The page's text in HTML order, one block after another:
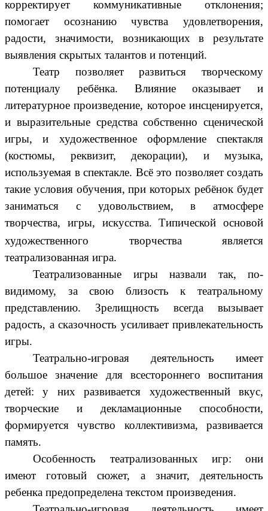
корректирует коммуникативные отклонения;
помогает осознанию чувства удовлетворения,
радости, значимости, возникающих в результате
выявления скрытых талантов и потенций.
Театр позволяет развиться творческому
потенциалу ребёнка. Влияние оказывает и
литературное произведение, которое инсценируется,
и выразительные средства собственно сценической
игры, и художественное оформление спектакля
(костюмы, реквизит, декорации), и музыка,
используемая в спектакле. Всё это позволяет создать
такие условия обучения, при которых ребёнок будет
заниматься с удовольствием, в атмосфере
творчества, игры, искусства. Типической основой
художественного творчества является
театрализованная игра.
Театрализованные игры назвали так, по-
видимому, за свою близость к театральному
представлению. Зрелищность всегда вызывает
радость, а сказочность усиливает привлекательность
игры.
Театрально-игровая деятельность имеет
большое значение для всестороннего воспитания
детей: у них развивается художественный вкус,
творческие и декламационные способности,
формируется чувство коллективизма, развивается
память.
Особенность театрализованных игр: они
имеют готовый сюжет, а значит, деятельность
ребенка предопределена текстом произведения.